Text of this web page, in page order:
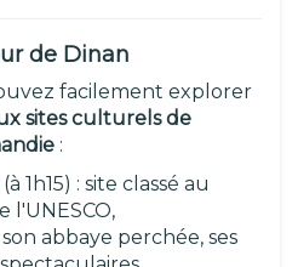
de Dinan
facilement explorer
sites culturels de
:
(à 1h15) : site classé au
l'UNESCO,
abbaye perchée, ses